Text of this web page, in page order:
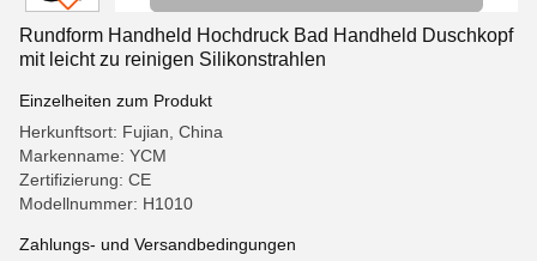
Rundform Handheld Hochdruck Bad Handheld Duschkopf
mit leicht zu reinigen Silikonstrahlen
Einzelheiten zum Produkt
Herkunftsort: Fujian, China
Markenname: YCM
Zertifizierung: CE
Modellnummer: H1010
Zahlungs- und Versandbedingungen